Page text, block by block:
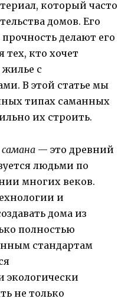
который часто
домов. Его
делают его
кто хочет
с
В этой статье мы
типах саманных
их строить.
— это древний
людьми по
многих веков.
и
дома из
полностью
стандартам
не только